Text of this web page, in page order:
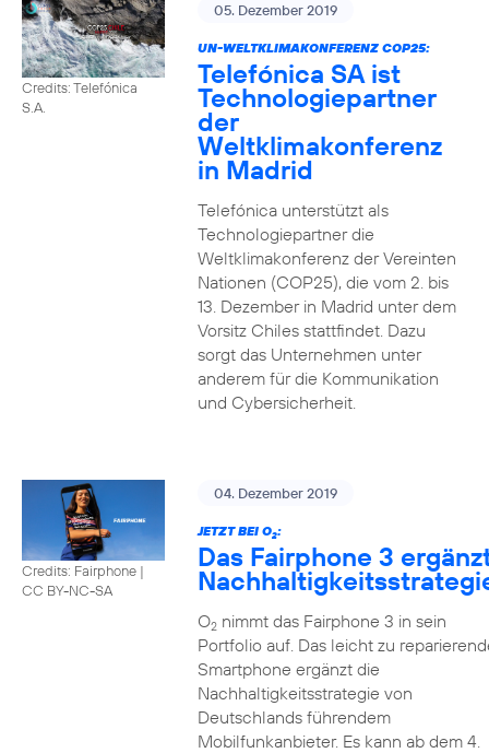
Credits: Telefónica
S.A.
05. Dezember 2019
UN-WELTKLIMAKONFERENZ COP25:
Telefónica SA ist
Technologiepartner
der
Weltklimakonferenz
in Madrid
Telefónica unterstützt als
Technologiepartner die
Weltklimakonferenz der Vereinten
Nationen (COP25), die vom 2. bis
13. Dezember in Madrid unter dem
Vorsitz Chiles stattfindet. Dazu
sorgt das Unternehmen unter
anderem für die Kommunikation
und Cybersicherheit.
Credits: Fairphone |
CC BY-NC-SA
04. Dezember 2019
JETZT BEI O2:
Das Fairphone 3
O2nimmt das Fairphone 3 in sein
Portfolio auf. Das leicht zu
Smartphone ergänzt die
Nachhaltigkeitsstrategie von
Deutschlands führendem
Mobilfunkanbieter. Es kann ab dem 4.